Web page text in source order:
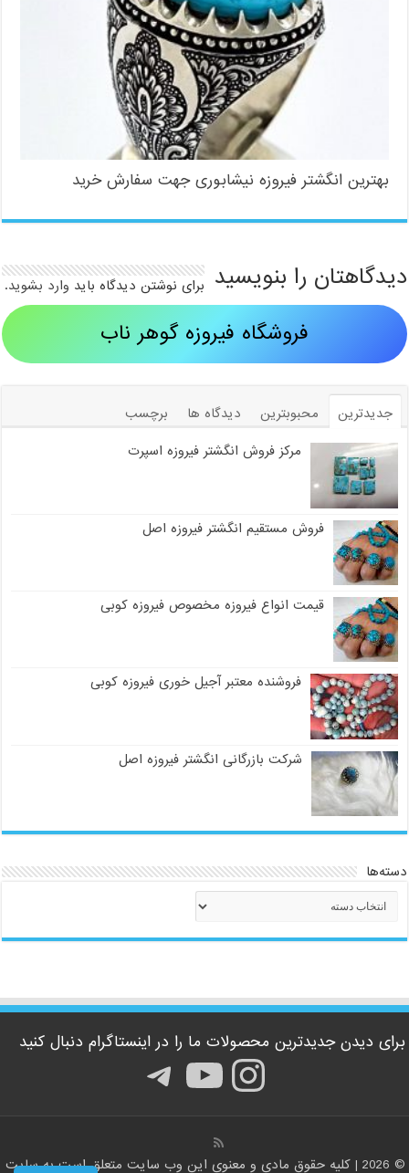
بهترین انگشتر فیروزه نیشابوری جهت سفارش خرید
دیدگاهتان را بنویسید برای نوشتن دیدگاه باید وارد بشوید.
فروشگاه فیروزه گوهر ناب
جدیدترین محبوبترین دیدگاه ها
برچسب
مرکز فروش انگشتر فیروزه اسپرت
فروش مستقیم انگشتر فیروزه اصل
قیمت انواع فیروزه مخصوص فیروزه کوبی
فروشنده معتبر آجیل خوری فیروزه کوبی
شرکت بازرگانی انگشتر فیروزه اصل
دسته‌ها
دسته‌ها
برای دیدن جدیدترین محصولات ما را در اینستاگرام دنبال کنید
اینستاگرم
یوتیوب
تلگرام
© 2026 | کلیه حقوق مادی و معنوی این وب سایت متعلق است به سایت